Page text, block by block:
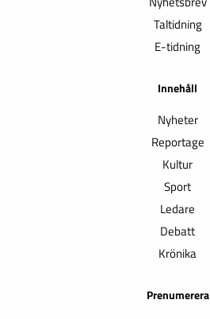
Taltidning
E-tidning
Innehåll
Nyheter
Reportage
Kultur
Sport
Ledare
Debatt
Krönika
Prenumerera